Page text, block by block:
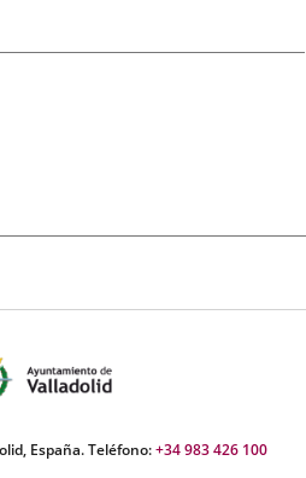
España. Teléfono:+34 983 426 100